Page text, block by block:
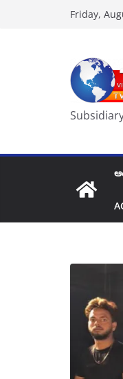
Friday,